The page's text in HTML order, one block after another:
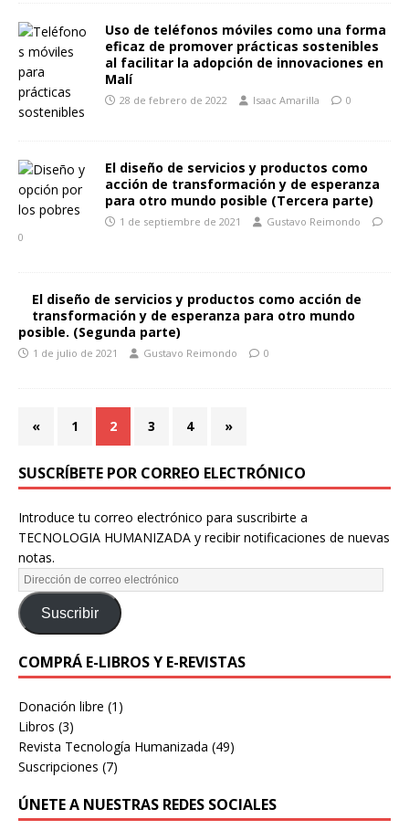
Uso de teléfonos móviles como una forma
eficaz de promover prácticas sostenibles
al facilitar la adopción de innovaciones en
Malí
28 de febrero de 2022 Isaac Amarilla 0
El diseño de servicios y productos como
acción de transformación y de esperanza
para otro mundo posible (Tercera parte)
1 de septiembre de 2021
Gustavo Reimondo
0
El diseño de servicios y productos como acción de
transformación y de esperanza para otro mundo
posible. (Segunda parte)
1 de julio de 2021 Gustavo Reimondo 0
« 1 2 3 4 »
SUSCRÍBETE POR CORREO ELECTRÓNICO
Introduce tu correo electrónico para suscribirte a
TECNOLOGIA HUMANIZADA y recibir notificaciones de nuevas
notas.
Suscribir
COMPRÁ E-LIBROS Y E-REVISTAS
Donación libre (1)
Libros (3)
Revista Tecnología Humanizada (49)
Suscripciones (7)
ÚNETE A NUESTRAS REDES SOCIALES